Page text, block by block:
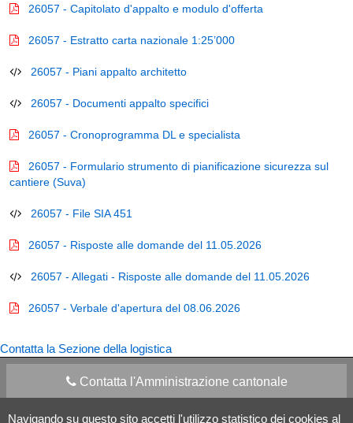
Navigando su questo sito accetti l'utilizzo statistico dei cookies al
26057 - Capitolato d'appalto e modulo d'offerta
26057 - Estratto carta nazionale 1:25’000
26057 - Piani appalto architetto
26057 - Documenti appalto specifici
26057 - Cronoprogramma DL e specialista
26057 - Formulario strumento di pianificazione sicurezza sul
cantiere (Suva)
26057 - File SIA 451
26057 - Risposte alle domande del 11.05.2026
26057 - Allegati - Risposte alle domande del 11.05.2026
26057 - Verbale d'apertura del 08.06.2026
Contatta la Sezione della logistica
Contatta l'Amministrazione cantonale